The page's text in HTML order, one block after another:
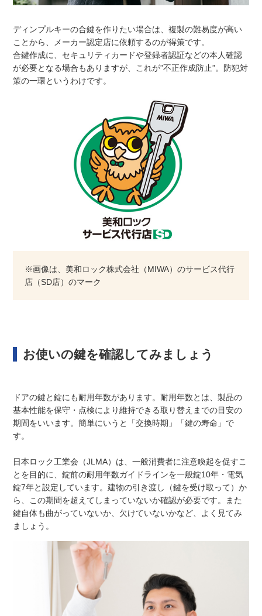
ディンプルキーの合鍵を作りたい場合は、複製の難易度が高い
ことから、メーカー認定店に依頼するのが得策です。
合鍵作成に、セキュリティカードや登録者認証などの本人確認
が必要となる場合もありますが、これが”不正作成防止”。防犯対
策の一環というわけです。
※画像は、美和ロック株式会社（MIWA）のサービス代行
店（SD店）のマーク
お使いの鍵を確認してみましょう
ドアの鍵と錠にも耐用年数があります。耐用年数とは、製品の
基本性能を保守・点検により維持できる取り替えまでの目安の
期間をいいます。簡単にいうと「交換時期」「鍵の寿命」で
す。
日本ロック工業会（JLMA）は、一般消費者に注意喚起を促すこ
とを目的に、錠前の耐用年数ガイドラインを一般錠10年・電気
錠7年と設定しています。建物の引き渡し（鍵を受け取って）か
ら、この期間を超えてしまっていないか確認が必要です。また
鍵自体も曲がっていないか、欠けていないかなど、よく見てみ
ましょう。